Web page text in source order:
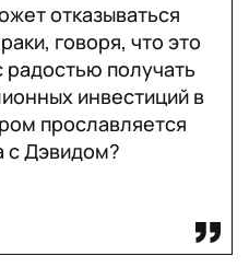
отказываться
говоря, что это
радостью получать
инвестиций в
прославляется
с Дэвидом?